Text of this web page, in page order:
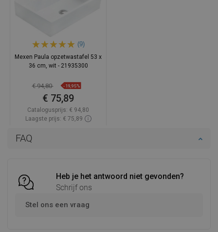
FAQ
Heb je het antwoord niet gevonden?
Schrijf ons
Stel ons een vraag
(9)
Mexen Paula opzetwastafel 53 x
36 cm, wit - 21935300
€ 94,80 -19,95%
€ 75,89
Catalogusprijs: € 94,80
Laagste prijs: € 75,89